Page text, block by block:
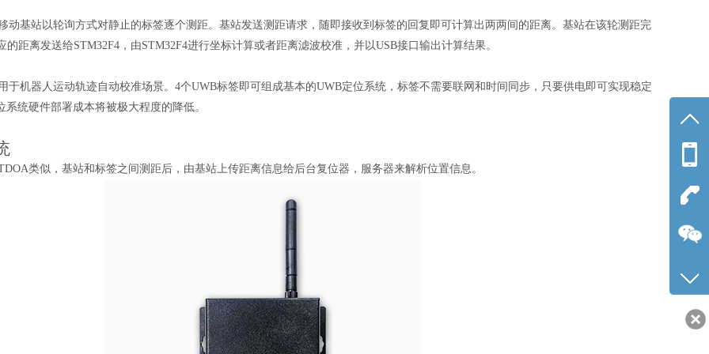
站以轮询方式对静止的标签逐个测距。基站发送测距请求，随即接收到标签的回复即可计算出两两间的距离。基站在该轮测距完
距离发送给STM32F4，由STM32F4进行坐标计算或者距离滤波校准，并以USB接口输出计算结果。
器人运动轨迹自动校准场景。4个UWB标签即可组成基本的UWB定位系统，标签不需要联网和时间同步，只要供电即可实现稳定
统硬件部署成本将被极大程度的降低。
类似，基站和标签之间测距后，由基站上传距离信息给后台复位器，服务器来解析位置信息。
手机
公司